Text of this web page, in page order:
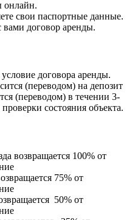
онлайн.
свои паспортные данные.
договор аренды.
договора аренды.
(переводом) на депозит
(переводом) в течении 3-
состояния объекта.
возвращается 100% от
75% от
50% от